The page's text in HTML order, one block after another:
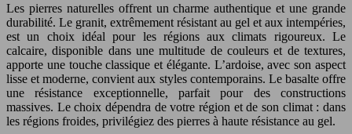
Les pierres naturelles offrent un charme authentique et une grande
durabilité. Le granit, extrêmement résistant au gel et aux intempéries,
est un choix idéal pour les régions aux climats rigoureux. Le
calcaire, disponible dans une multitude de couleurs et de textures,
apporte une touche classique et élégante. L’ardoise, avec son aspect
lisse et moderne, convient aux styles contemporains. Le basalte offre
une résistance exceptionnelle, parfait pour des constructions
massives. Le choix dépendra de votre région et de son climat : dans
les régions froides, privilégiez des pierres à haute résistance au gel.